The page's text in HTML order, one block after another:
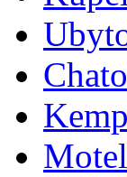
Motel